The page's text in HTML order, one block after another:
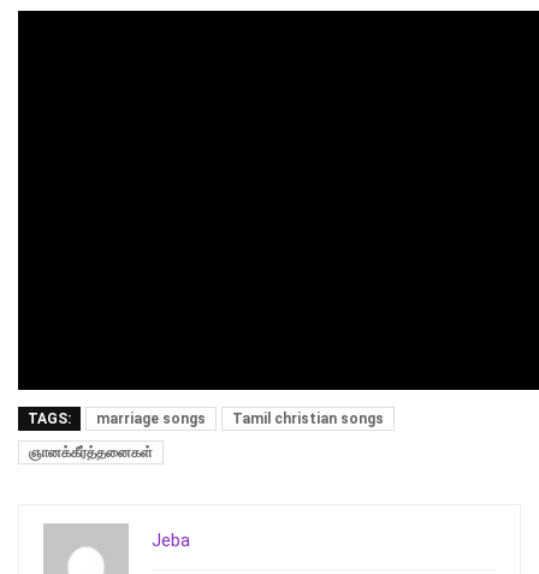
TAGS: marriage songs
Tamil christian songs
ஞானக்கீர்த்தனைகள்
Jeba